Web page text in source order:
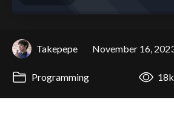
Takepepe November 16,
Programming 18k